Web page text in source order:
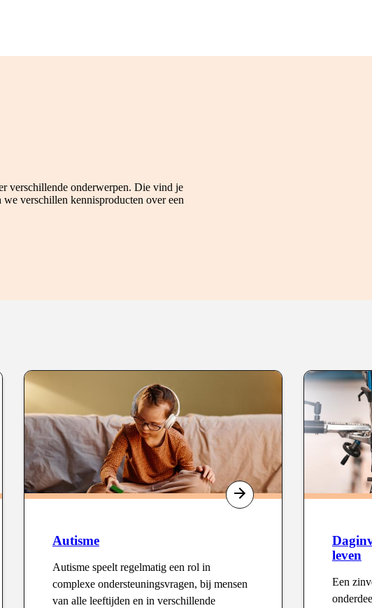
verschillende onderwerpen. Die vind je
verschillen kennisproducten over een
Autisme
Autisme speelt regelmatig een rol in
complexe ondersteuningsvragen, bij mensen
van alle leeftijden en in verschillende
Type
leven
Een
Type
: